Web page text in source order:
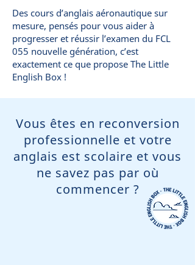
Des cours d’anglais aéronautique sur
mesure, pensés pour vous aider à
progresser et réussir l’examen du FCL
055 nouvelle génération, c’est
exactement ce que propose The Little
English Box !
Vous êtes en reconversion
professionnelle et votre
anglais est scolaire et vous
ne savez pas par où
commencer ?